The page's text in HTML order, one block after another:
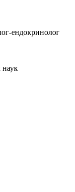
ендокринолог
наук